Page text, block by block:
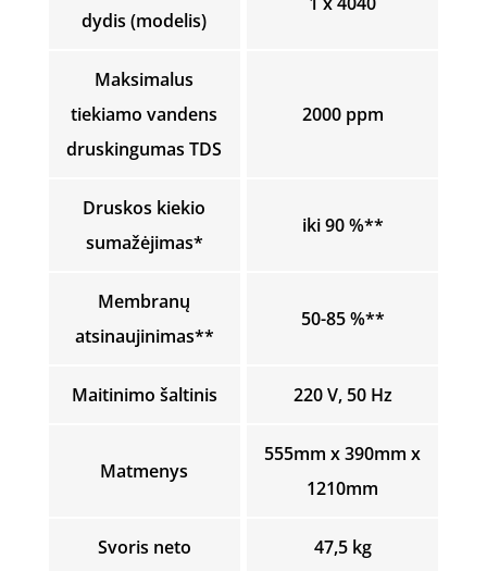
dydis (modelis)
Maksimalus
tiekiamo vandens
druskingumas TDS
Druskos kiekio
sumažėjimas*
Membranų
atsinaujinimas**
Maitinimo šaltinis
Matmenys
Svoris neto
2000 ppm
iki 90 %**
50-85 %**
220 V, 50 Hz
555mm x 390mm x
1210mm
47,5 kg